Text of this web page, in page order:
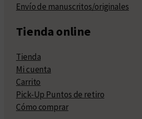
Envío de manuscritos/originales
Tienda online
Tienda
Mi cuenta
Carrito
Pick-Up Puntos de retiro
Cómo comprar